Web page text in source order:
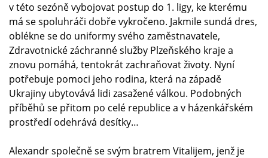
v této sezóně vybojovat postup do 1. ligy, ke kterému
má se spoluhráči dobře vykročeno. Jakmile sundá dres,
oblékne se do uniformy svého zaměstnavatele,
Zdravotnické záchranné služby Plzeňského kraje a
znovu pomáhá, tentokrát zachraňovat životy. Nyní
potřebuje pomoci jeho rodina, která na západě
Ukrajiny ubytovává lidi zasažené válkou. Podobných
příběhů se přitom po celé republice a v házenkářském
prostředí odehrává desítky…
Alexandr společně se svým bratrem Vitalijem, jenž je